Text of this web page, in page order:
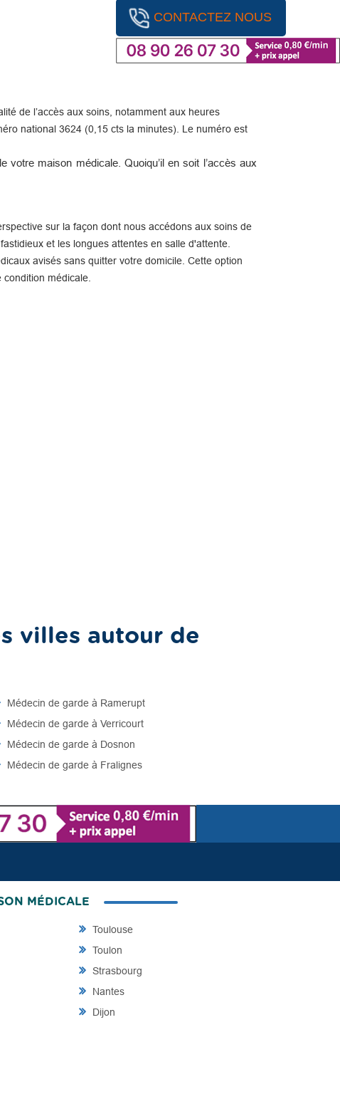
CONTACTEZ NOUS
de l’accès aux soins, notamment aux heures
national 3624 (0,15 cts la minutes). Le numéro est
maison médicale. Quoiqu’il en soit l’accès aux
sur la façon dont nous accédons aux soins de
et les longues attentes en salle d'attente.
avisés sans quitter votre domicile. Cette option
médicale.
villes autour de
Médecin de garde à Ramerupt
Médecin de garde à Verricourt
Médecin de garde à Dosnon
Médecin de garde à Fralignes
MÉDICALE
Toulouse
Toulon
Strasbourg
Nantes
Dijon